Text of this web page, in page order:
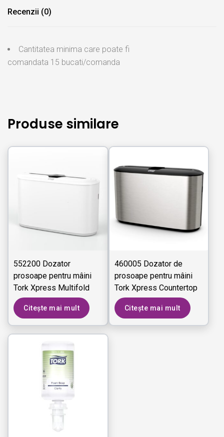
Recenzii (0)
Cantitatea minima care poate fi
comandata 15 bucati/comanda
Produse similare
552200 Dozator
prosoape pentru mâini
Tork Xpress Multifold
Countertop
Citește mai mult
460005 Dozator de
prosoape pentru mâini
Tork Xpress Countertop
Multifold
Citește mai mult